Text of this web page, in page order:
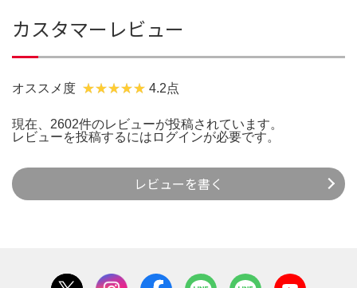
カスタマーレビュー
オススメ度 4.2点
現在、2602件のレビューが投稿されています。
レビューを投稿するには ログインが必要です。
レビューを書く